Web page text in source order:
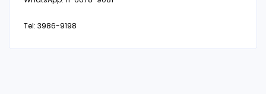
Tel: 3986-9198